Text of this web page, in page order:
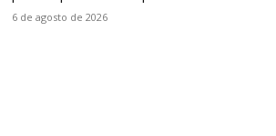
6 de agosto de 2026